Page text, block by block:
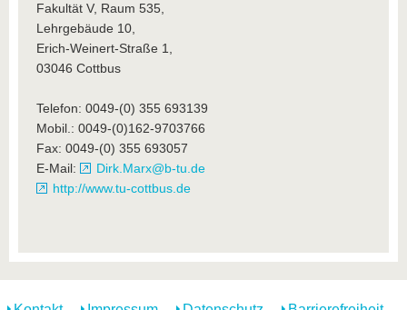
Fakultät V, Raum 535,
Lehrgebäude 10,
Erich-Weinert-Straße 1,
03046 Cottbus
Telefon: 0049-(0) 355 693139
Mobil.: 0049-(0)162-9703766
Fax: 0049-(0) 355 693057
E-Mail:
Dirk.Marx@b-tu.de
http://www.tu-cottbus.de